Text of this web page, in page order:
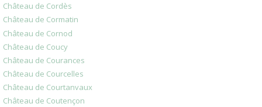
Château de Cordès
Château de Cormatin
Château de Cornod
Château de Coucy
Château de Courances
Château de Courcelles
Château de Courtanvaux
Château de Coutençon